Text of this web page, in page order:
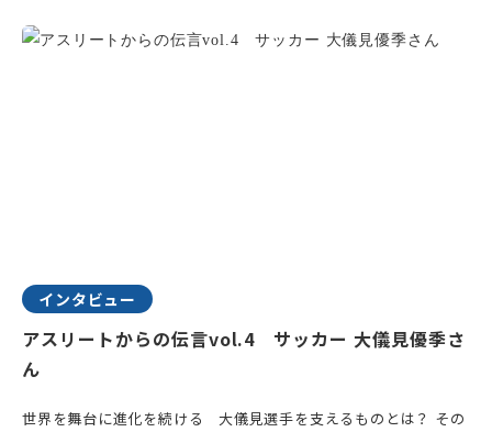
インタビュー
アスリートからの伝言vol.4 サッカー 大儀見優季さ
ん
世界を舞台に進化を続ける 大儀見選手を支えるものとは？ その